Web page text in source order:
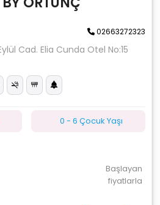
02663272323
Cad. Elia Cunda Otel No:15
0 - 6 Çocuk Yaşı
Başlayan
fiyatlarla